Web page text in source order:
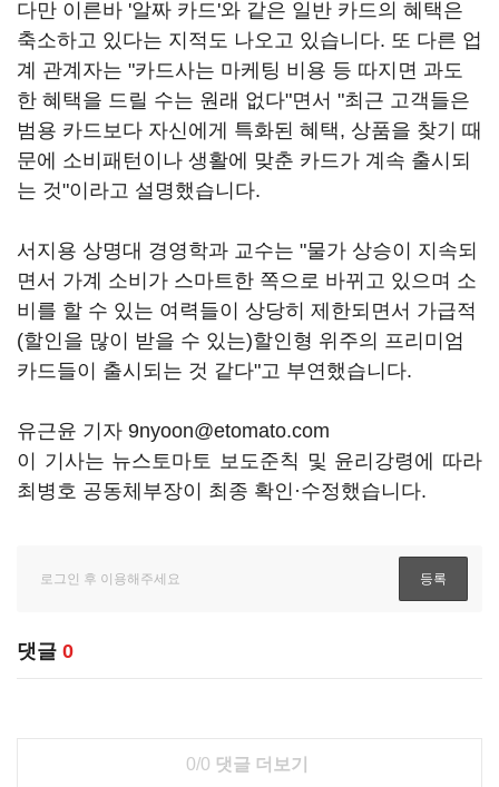
다만 이른바 '알짜 카드'와 같은 일반 카드의 혜택은
축소하고 있다는 지적도 나오고 있습니다. 또 다른 업
계 관계자는 "카드사는 마케팅 비용 등 따지면 과도
한 혜택을 드릴 수는 원래 없다"면서 "최근 고객들은
범용 카드보다 자신에게 특화된 혜택, 상품을 찾기 때
문에 소비패턴이나 생활에 맞춘 카드가 계속 출시되
는 것"이라고 설명했습니다.
서지용 상명대 경영학과 교수는 "물가 상승이 지속되
면서 가계 소비가 스마트한 쪽으로 바뀌고 있으며 소
비를 할 수 있는 여력들이 상당히 제한되면서 가급적
(할인을 많이 받을 수 있는)할인형 위주의 프리미엄
카드들이 출시되는 것 같다"고 부연했습니다.
유근윤 기자 9nyoon@etomato.com
이 기사는 뉴스토마토 보도준칙 및 윤리강령에 따라
최병호 공동체부장이 최종 확인·수정했습니다.
댓글 0
0/0 댓글 더보기